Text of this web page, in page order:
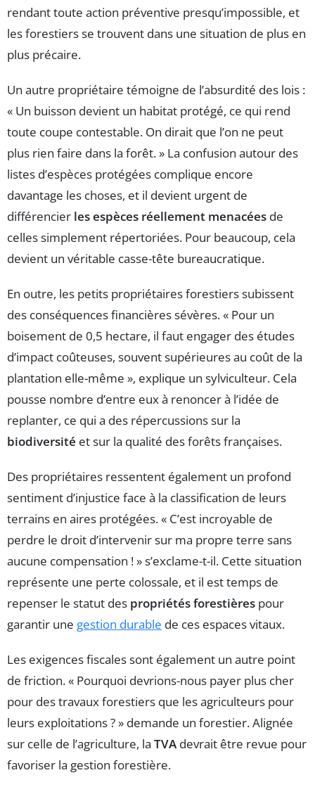
rendant toute action préventive presqu’impossible, et
les forestiers se trouvent dans une situation de plus en
plus précaire.
Un autre propriétaire témoigne de l’absurdité des lois :
« Un buisson devient un habitat protégé, ce qui rend
toute coupe contestable. On dirait que l’on ne peut
plus rien faire dans la forêt. » La confusion autour des
listes d’espèces protégées complique encore
davantage les choses, et il devient urgent de
différencier les espèces réellement menacées de
celles simplement répertoriées. Pour beaucoup, cela
devient un véritable casse-tête bureaucratique.
En outre, les petits propriétaires forestiers subissent
des conséquences financières sévères. « Pour un
boisement de 0,5 hectare, il faut engager des études
d’impact coûteuses, souvent supérieures au coût de la
plantation elle-même », explique un sylviculteur. Cela
pousse nombre d’entre eux à renoncer à l’idée de
replanter, ce qui a des répercussions sur la
biodiversité et sur la qualité des forêts françaises.
Des propriétaires ressentent également un profond
sentiment d’injustice face à la classification de leurs
terrains en aires protégées. « C’est incroyable de
perdre le droit d’intervenir sur ma propre terre sans
aucune compensation ! » s’exclame-t-il. Cette situation
représente une perte colossale, et il est temps de
repenser le statut des propriétés forestières pour
garantir une gestion durable de ces espaces vitaux.
Les exigences fiscales sont également un autre point
de friction. « Pourquoi devrions-nous payer plus cher
pour des travaux forestiers que les agriculteurs pour
leurs exploitations ? » demande un forestier. Alignée
sur celle de l’agriculture, la TVA devrait être revue pour
favoriser la gestion forestière.